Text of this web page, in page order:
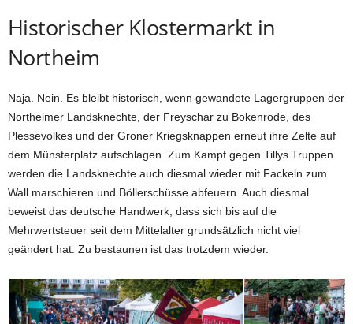
Historischer Klostermarkt in
Northeim
Naja. Nein. Es bleibt historisch, wenn gewandete Lagergruppen der
Northeimer Landsknechte, der Freyschar zu Bokenrode, des
Plessevolkes und der Groner Kriegsknappen erneut ihre Zelte auf
dem Münsterplatz aufschlagen. Zum Kampf gegen Tillys Truppen
werden die Landsknechte auch diesmal wieder mit Fackeln zum
Wall marschieren und Böllerschüsse abfeuern. Auch diesmal
beweist das deutsche Handwerk, dass sich bis auf die
Mehrwertsteuer seit dem Mittelalter grundsätzlich nicht viel
geändert hat. Zu bestaunen ist das trotzdem wieder.